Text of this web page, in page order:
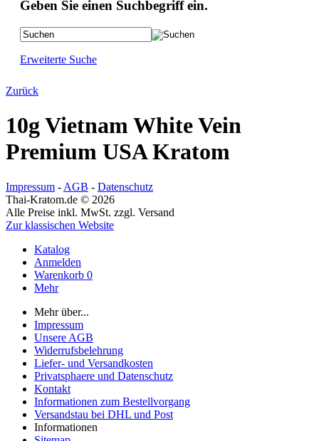
Geben Sie einen Suchbegriff ein.
Erweiterte Suche
Zurück
10g Vietnam White Vein
Premium USA Kratom
Impressum - AGB - Datenschutz
Thai-Kratom.de © 2026
Alle Preise inkl. MwSt. zzgl. Versand
Zur klassischen Website
Katalog
Anmelden
Warenkorb 0
Mehr
Mehr über...
Impressum
Unsere AGB
Widerrufsbelehrung
Liefer- und Versandkosten
Privatsphaere und Datenschutz
Kontakt
Informationen zum Bestellvorgang
Versandstau bei DHL und Post
Informationen